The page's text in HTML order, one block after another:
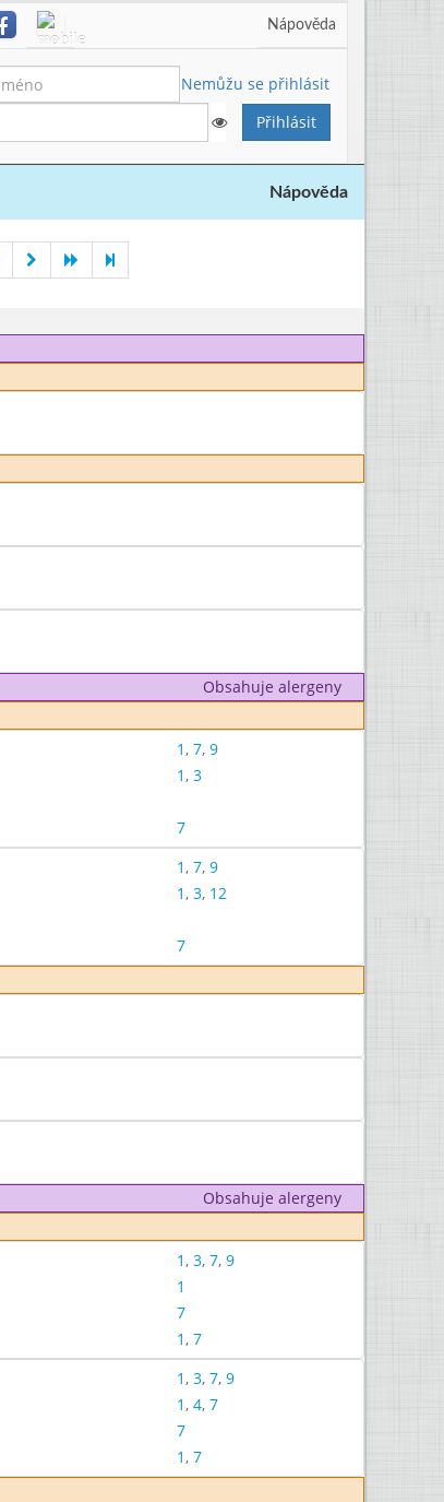
Nápověda
Nemůžu se přihlásit
Nápověda
Obsahuje alergeny
1, 7, 9
1, 3
7
1, 7, 9
1, 3, 12
7
Obsahuje alergeny
1, 3, 7, 9
1
7
1, 7
1, 3, 7, 9
1, 4, 7
7
1, 7